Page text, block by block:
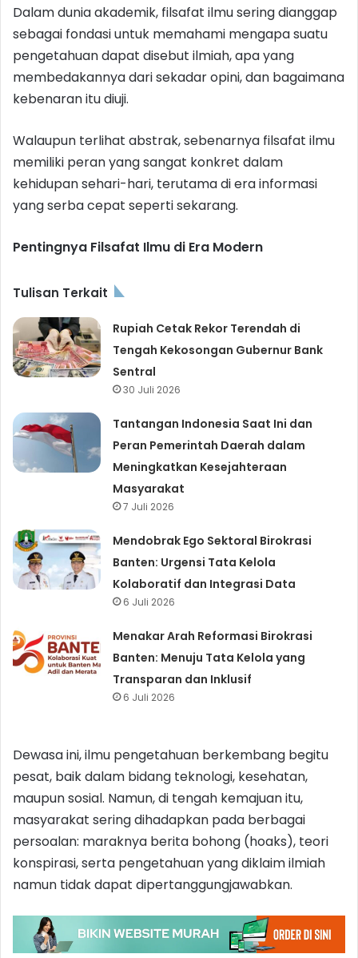
Dalam dunia akademik, filsafat ilmu sering dianggap
sebagai fondasi untuk memahami mengapa suatu
pengetahuan dapat disebut ilmiah, apa yang
membedakannya dari sekadar opini, dan bagaimana
kebenaran itu diuji.
Walaupun terlihat abstrak, sebenarnya filsafat ilmu
memiliki peran yang sangat konkret dalam
kehidupan sehari-hari, terutama di era informasi
yang serba cepat seperti sekarang.
Pentingnya Filsafat Ilmu di Era Modern
Tulisan Terkait
Rupiah Cetak Rekor Terendah di
Tengah Kekosongan Gubernur Bank
Sentral
30 Juli 2026
Tantangan Indonesia Saat Ini dan
Peran Pemerintah Daerah dalam
Meningkatkan Kesejahteraan
Masyarakat
7 Juli 2026
Mendobrak Ego Sektoral Birokrasi
Banten: Urgensi Tata Kelola
Kolaboratif dan Integrasi Data
6 Juli 2026
Menakar Arah Reformasi Birokrasi
Banten: Menuju Tata Kelola yang
Transparan dan Inklusif
6 Juli 2026
Dewasa ini, ilmu pengetahuan berkembang begitu
pesat, baik dalam bidang teknologi, kesehatan,
maupun sosial. Namun, di tengah kemajuan itu,
masyarakat sering dihadapkan pada berbagai
persoalan: maraknya berita bohong (hoaks), teori
konspirasi, serta pengetahuan yang diklaim ilmiah
namun tidak dapat dipertanggungjawabkan.